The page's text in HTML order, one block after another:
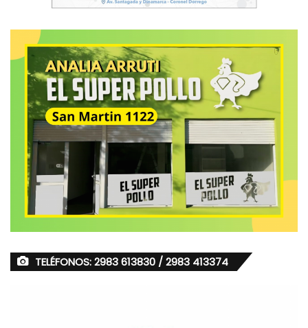
TELÉFONOS: 2983 613830 / 2983 413374